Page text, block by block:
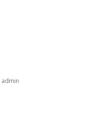
admin